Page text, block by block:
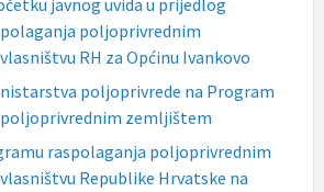
javnog uvida u prijedlog
poljoprivrednim
RH za Općinu Ivankovo
poljoprivrede na Program
zemljištem
raspolaganja poljoprivrednim
Republike Hrvatske na